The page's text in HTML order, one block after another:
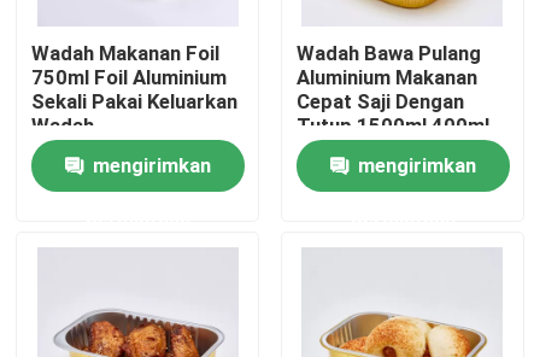
Produk
Wadah Makanan Foil
750ml Foil Aluminium
Sekali Pakai Keluarkan
Wadah
mengirimkan
Wadah Bawa Pulang
Aluminium Makanan
Cepat Saji Dengan
Tutup 1500ml 400ml
mengirimkan